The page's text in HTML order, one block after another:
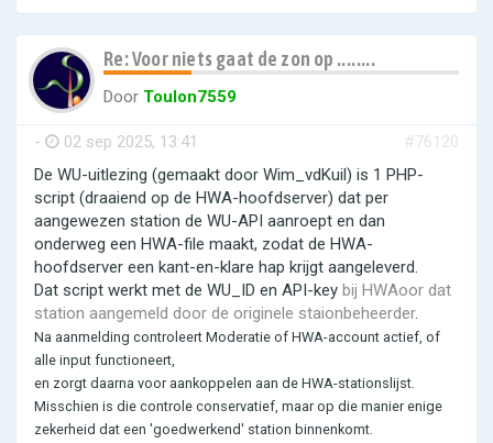
Re: Voor niets gaat de zon op ........
Door Toulon7559
- 02 sep 2025, 13:41
#76120
De WU-uitlezing (gemaakt door Wim_vdKuil) is 1 PHP-
script (draaiend op de HWA-hoofdserver) dat per
aangewezen station de WU-API aanroept en dan
onderweg een HWA-file maakt, zodat de HWA-
hoofdserver een kant-en-klare hap krijgt aangeleverd.
Dat script werkt met de WU_ID en API-key bij HWAoor dat
station aangemeld door de originele staionbeheerder.
Na aanmelding controleert Moderatie of HWA-account actief, of
alle input functioneert,
en zorgt daarna voor aankoppelen aan de HWA-stationslijst.
Misschien is die controle conservatief, maar op die manier enige
zekerheid dat een 'goedwerkend' station binnenkomt.